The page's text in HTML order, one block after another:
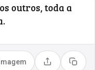
outros, toda a
Compartilhar
Copiar